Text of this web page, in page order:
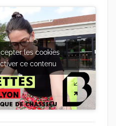
les cookies
ce contenu